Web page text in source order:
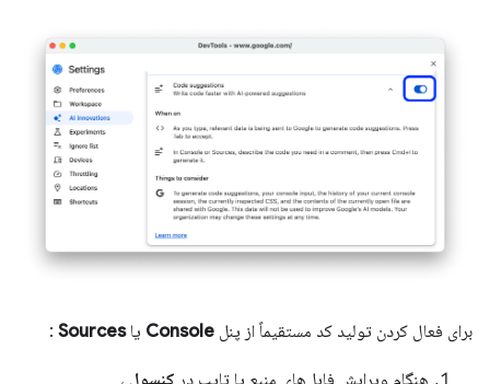
برای فعال کردن تولید کد مستقیماً از پنل Console یاSources
: